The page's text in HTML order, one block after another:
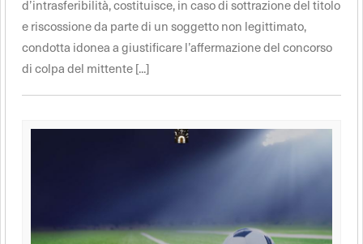
d’intrasferibilità, costituisce, in caso di sottrazione del titolo
e riscossione da parte di un soggetto non legittimato,
condotta idonea a giustificare l’affermazione del concorso
di colpa del mittente [...]